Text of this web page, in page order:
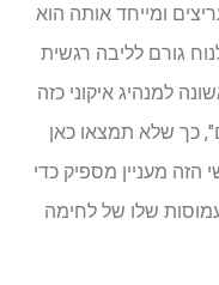
ומייחד אותה הוא
גורם לליבה רגשית
למנהיג איקוני כזה
כך שלא תמצאו כאן
מעניין מספיק כדי
שלו של לחימה